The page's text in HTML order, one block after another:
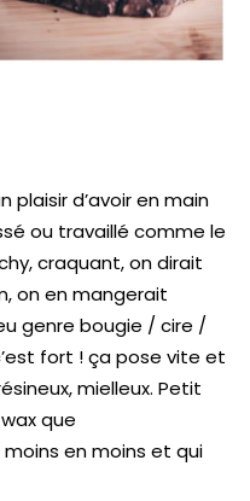
plaisir d’avoir en main
ou travaillé comme le
craquant, on dirait
on en mangerait
genre bougie / cire /
fort ! ça pose vite et
mielleux. Petit
que
en moins et qui